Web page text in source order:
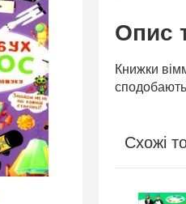
Опис
Книжки
Схожі